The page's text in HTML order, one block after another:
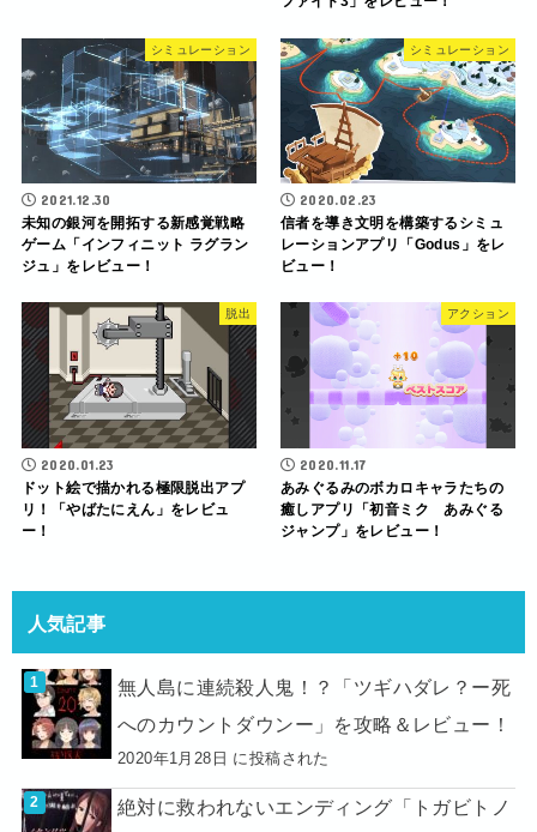
シミュレーション
2021.12.30
未知の銀河を開拓する新感覚戦略
ゲーム「インフィニット ラグラン
ジュ」をレビュー！
シミュレーション
2020.02.23
信者を導き文明を構築するシミュ
レーションアプリ「Godus」をレ
ビュー！
脱出
2020.01.23
ドット絵で描かれる極限脱出アプ
リ！「やばたにえん」をレビュ
ー！
アクション
2020.11.17
あみぐるみのボカロキャラたちの
癒しアプリ「初音ミク あみぐる
ジャンプ」をレビュー！
人気記事
無人島に連続殺人鬼！？「ツギハダレ？ー死
へのカウントダウンー」を攻略＆レビュー！
2020年1月28日 に投稿された
絶対に救われないエンディング「トガビトノ